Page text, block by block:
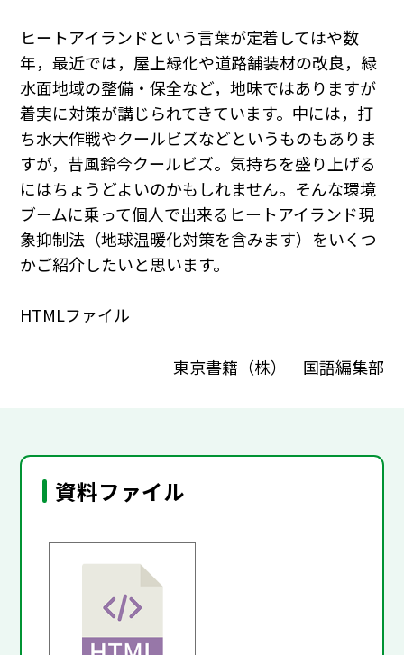
ヒートアイランドという言葉が定着してはや数
年，最近では，屋上緑化や道路舗装材の改良，緑
水面地域の整備・保全など，地味ではありますが
着実に対策が講じられてきています。中には，打
ち水大作戦やクールビズなどというものもありま
すが，昔風鈴今クールビズ。気持ちを盛り上げる
にはちょうどよいのかもしれません。そんな環境
ブームに乗って個人で出来るヒートアイランド現
象抑制法（地球温暖化対策を含みます）をいくつ
かご紹介したいと思います。
HTMLファイル
東京書籍（株） 国語編集部
資料ファイル